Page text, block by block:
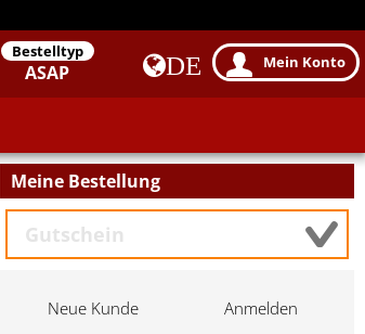
Mein Konto
DE
Bestelltyp
ASAP
Meine Bestellung
Neue Kunde Anmelden